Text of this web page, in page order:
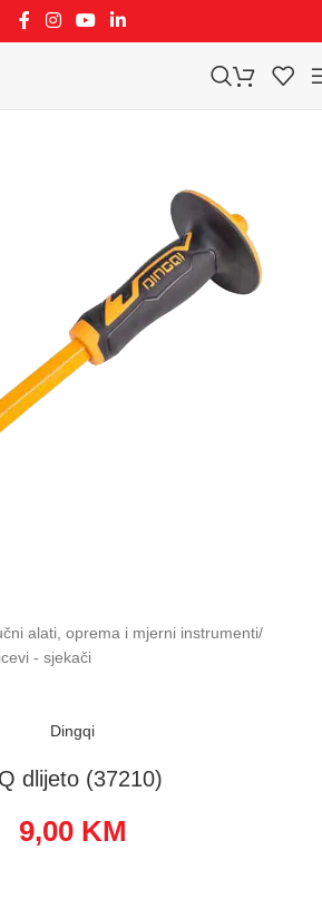
alati, oprema i mjerni instrumenti/
- sjekači
Dingqi
dlijeto (37210)
9,00 KM